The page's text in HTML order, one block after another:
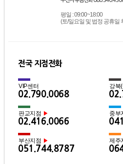
평일 : 09:00~18:00
(토/일요일 및 법정 공휴일
전국 지점전화
VIP센터
02.790.0068
강북
판교지점 ▶
02.416.0066
중부
부산지점 ▶
051.744.8787
제주